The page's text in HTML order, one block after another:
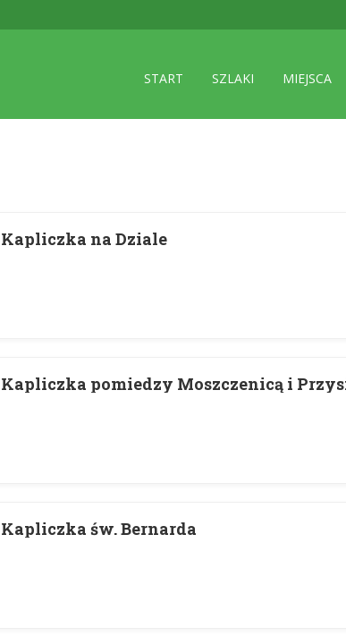
START SZLAKI
MIEJSCA
Kapliczka na Dziale
Kapliczka pomiedzy Moszczenicą i
Kapliczka św. Bernarda